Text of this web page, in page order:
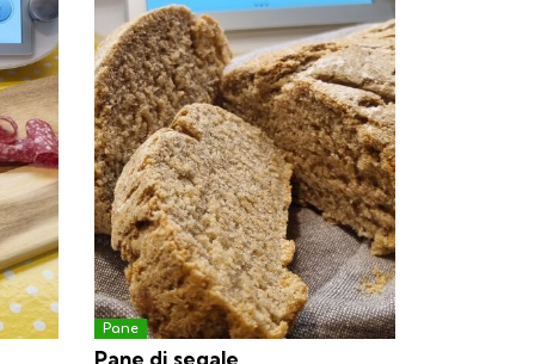
Pane
Pane di segale